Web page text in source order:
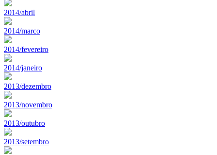
2014/abril
2014/marco
2014/fevereiro
2014/janeiro
2013/dezembro
2013/novembro
2013/outubro
2013/setembro